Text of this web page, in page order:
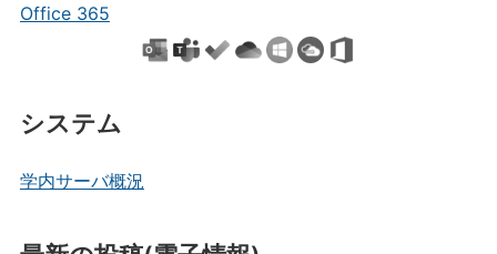
Office 365
システム
学内サーバ概況